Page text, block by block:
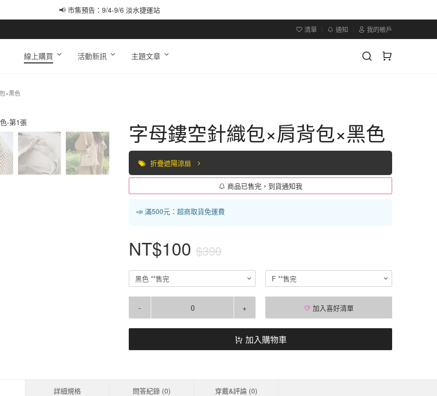
📢 市集預告：9/4-9/6 淡水捷運站
清單 通知 我的帳戶
線上購買 活動新訊 主題文章
×黑色
字母鏤空針織包×肩背包×黑色
折疊遮陽涼扇
商品已售完，到貨通知我
📣 滿500元：超商取貨免運費
NT$100 $390
黑色 **售完 F **售完
- + 加入喜好清單
加入購物車
詳細規格 問答紀錄 (0) 穿戴&評論 (0)